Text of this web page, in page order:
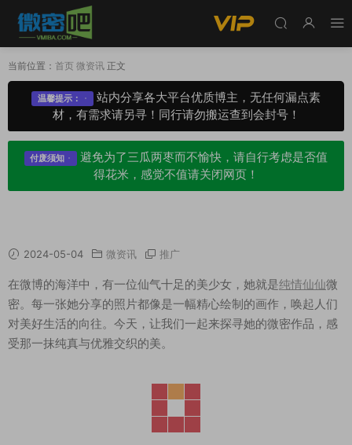
当前位置： 首页 微资讯 正文
温馨提示：
站内分享各大平台优质博主，无任何漏点素
材，有需求请另寻！同行请勿搬运查到会封号！
付废须知
避免为了三瓜两枣而不愉快，请自行考虑是否值
得花米，感觉不值请关闭网页！
2024-05-04 微资讯 推广
在微博的海洋中，有一位仙气十足的美少女，她就是纯情仙仙微
密。每一张她分享的照片都像是一幅精心绘制的画作，唤起人们
对美好生活的向往。今天，让我们一起来探寻她的微密作品，感
受那一抹纯真与优雅交织的美。